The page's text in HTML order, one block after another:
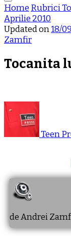
Home Rubrici
Aprilie 2010
Updated on18/
Zamfir
Tocanita
Teen
de Andrei